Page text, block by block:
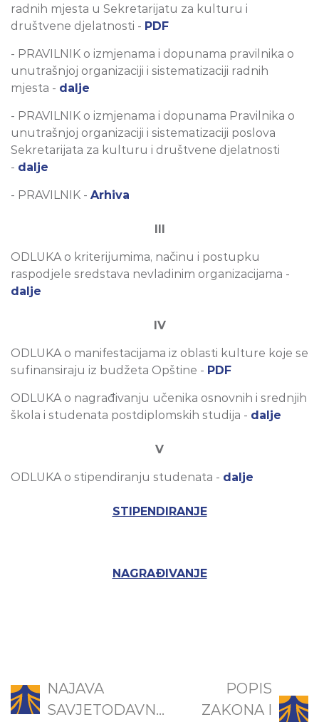
radnih mjesta u Sekretarijatu za kulturu i
društvene djelatnosti - PDF
- PRAVILNIK o izmjenama i dopunama pravilnika o
unutrašnjoj organizaciji i sistematizaciji radnih
mjesta - dalje
- PRAVILNIK o izmjenama i dopunama Pravilnika o
unutrašnjoj organizaciji i sistematizaciji poslova
Sekretarijata za kulturu i društvene djelatnosti
- dalje
- PRAVILNIK - Arhiva
ODLUKA o kriterijumima, načinu i postupku
raspodjele sredstava nevladinim organizacijama -
dalje
IV
ODLUKA o manifestacijama iz oblasti kulture koje se
sufinansiraju iz budžeta Opštine - PDF
ODLUKA o nagrađivanju učenika osnovnih i srednjih
škola i studenata postdiplomskih studija - dalje
V
ODLUKA o stipendiranju studenata - dalje
STIPENDIRANJE
NAGRAĐIVANJE
NAJAVA
SAVJETODAVN...
POPIS
ZAKONA I